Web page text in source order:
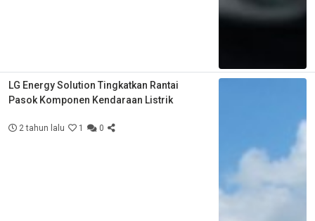
LG Energy Solution Tingkatkan Rantai
Pasok Komponen Kendaraan Listrik
2 tahun lalu 1 0